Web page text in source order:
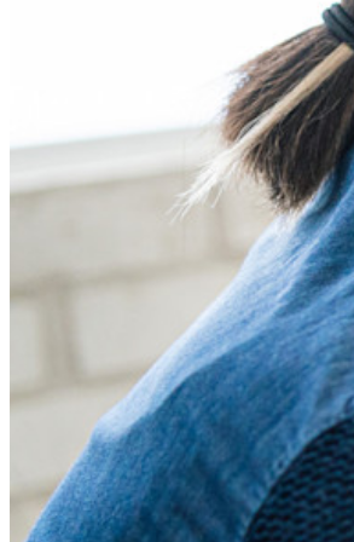
Nouveau
Access Intelligence
NouveauAuthentificateur Bitwarden
Fonctionnalités Principales des Plans
TOTP intégré
Accès d'urgence
Partage de Données Sensibles
Intégration des alias d'email
Multiplateforme avec appareils illimités
Fonctionnalités Principales des Plans